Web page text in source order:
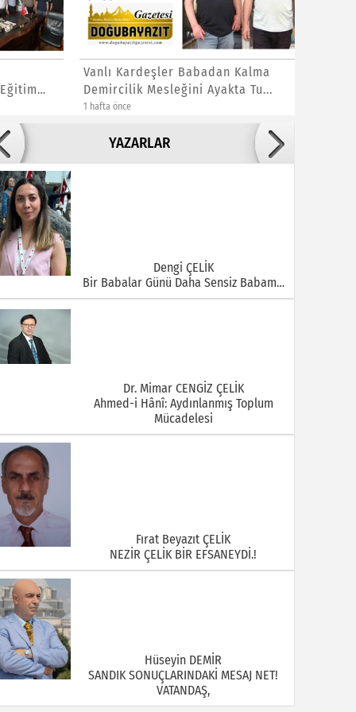
Vanlı Kardeşler Babadan Kalma
Demircilik Mesleğini Ayakta Tu...
1 hafta önce
YAZARLAR
Bu Şehrin Ortasında Çürüyen Bir Yapı Var
Dengi ÇELİK
Bir Babalar Günü Daha Sensiz Babam…
Dr. Mimar CENGİZ ÇELİK
Ahmed-i Hânî: Aydınlanmış Toplum
Mücadelesi
Fırat Beyazıt ÇELİK
NEZİR ÇELİK BİR EFSANEYDİ.!
Hüseyin DEMİR
SANDIK SONUÇLARINDAKİ MESAJ NET!
VATANDAŞ,